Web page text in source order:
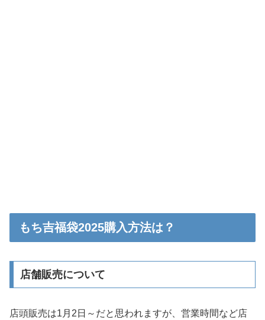
もち吉福袋2025購入方法は？
店舗販売について
店頭販売は1月2日～だと思われますが、営業時間など店